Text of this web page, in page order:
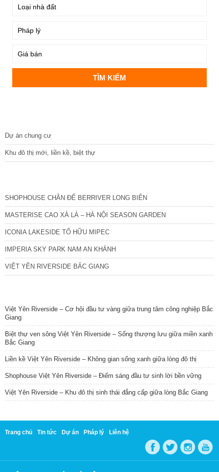
Dự án chung cư
Khu đô thị mới, liền kề, biệt thự
SHOPHOUSE CHÂN ĐẾ BERRIVER LONG BIÊN
MASTERISE CAO XÀ LÁ – HÀ NỘI SEASON GARDEN
ICONIA LAKESIDE TỐ HỮU MIPEC
IMPERIA SKY PARK NAM AN KHÁNH
VIỆT YÊN RIVERSIDE BẮC GIANG
Việt Yên Riverside – Cơ hội đầu tư vàng giữa trung tâm công nghiệp Bắc
Giang
Biệt thự ven sông Việt Yên Riverside – Sống thượng lưu giữa miền xanh
Bắc Giang
Liền kề Việt Yên Riverside – Không gian sống xanh giữa lòng đô thị
Shophouse Việt Yên Riverside – Điểm sáng đầu tư sinh lời bền vững
Việt Yên Riverside – Khu đô thị sinh thái đẳng cấp giữa lòng Bắc Giang
Trang chủ Tin tức Dự án Pháp lý Liên hệ